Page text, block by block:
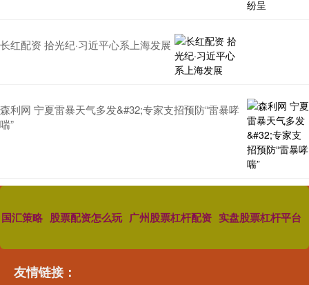
长红配资 拾光纪·习近平心系上海发展
森利网 宁夏雷暴天气多发&#32;专家支招预防“雷暴哮
喘”
国汇策略 股票配资怎么玩 广州股票杠杆配资 实盘股票杠杆平台
友情链接：